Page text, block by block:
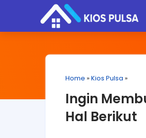
Home »Kios Pulsa »
Ingin
Hal Berikut